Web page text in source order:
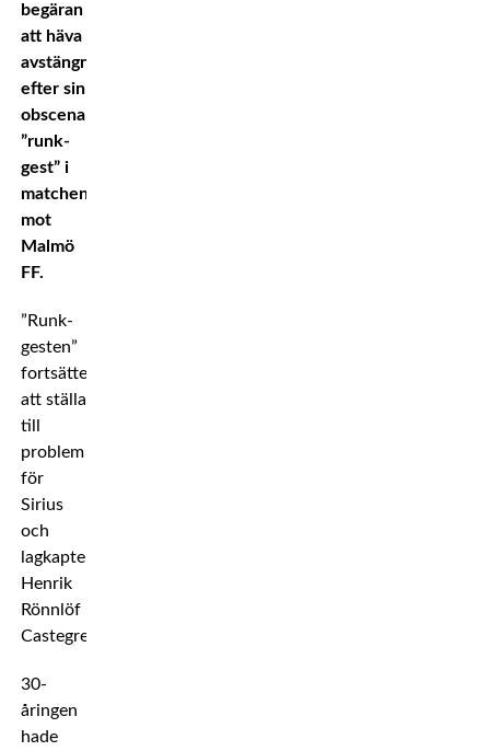
begäran
att häva
avstängningen
efter sin
obscena
”runk-
gest” i
matchen
mot
Malmö
FF.
”Runk-
gesten”
fortsätter
att ställa
till
problem
för
Sirius
och
lagkaptenen
Henrik
Rönnlöf
Castegren.
30-
åringen
hade